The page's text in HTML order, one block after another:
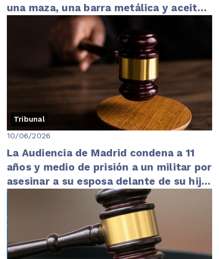
una maza, una barra metálica y aceite
Tribunal
10/06/2026
La Audiencia de Madrid condena a 11
años y medio de prisión a un militar por
asesinar a su esposa delante de su hija
...